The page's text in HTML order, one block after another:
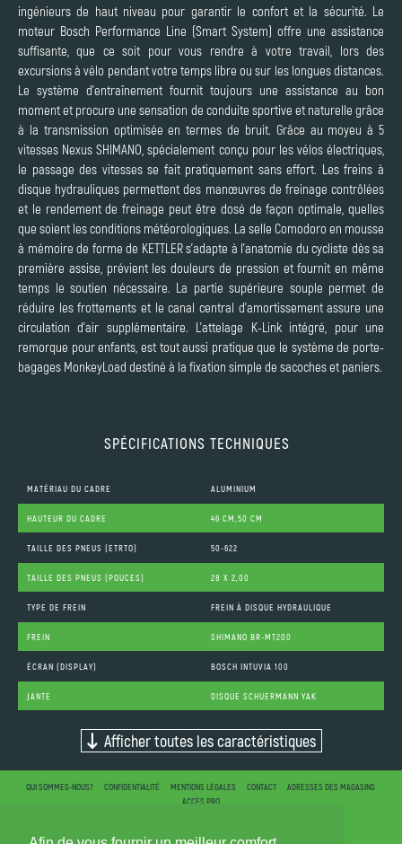
ingénieurs de haut niveau pour garantir le confort et la sécurité. Le
moteur Bosch Performance Line (Smart System) offre une assistance
suffisante, que ce soit pour vous rendre à votre travail, lors des
excursions à vélo pendant votre temps libre ou sur les longues distances.
Le système d’entraînement fournit toujours une assistance au bon
moment et procure une sensation de conduite sportive et naturelle grâce
à la transmission optimisée en termes de bruit. Grâce au moyeu à 5
vitesses Nexus SHIMANO, spécialement conçu pour les vélos électriques,
le passage des vitesses se fait pratiquement sans effort. Les freins à
disque hydrauliques permettent des manœuvres de freinage contrôlées
et le rendement de freinage peut être dosé de façon optimale, quelles
que soient les conditions météorologiques. La selle Comodoro en mousse
à mémoire de forme de KETTLER s’adapte à l’anatomie du cycliste dès sa
première assise, prévient les douleurs de pression et fournit en même
temps le soutien nécessaire. La partie supérieure souple permet de
réduire les frottements et le canal central d’amortissement assure une
circulation d’air supplémentaire. L’attelage K-Link intégré, pour une
remorque pour enfants, est tout aussi pratique que le système de porte-
bagages MonkeyLoad destiné à la fixation simple de sacoches et paniers.
SPÉCIFICATIONS TECHNIQUES
MATÉRIAU DU CADRE ALUMINIUM
HAUTEUR DU CADRE 46 CM,50 CM
TAILLE DES PNEUS (ETRTO) 50-622
TAILLE DES PNEUS (POUCES) 28 X 2,00
TYPE DE FREIN FREIN À DISQUE HYDRAULIQUE
FREIN SHIMANO BR-MT200
ÉCRAN (DISPLAY) BOSCH INTUVIA 100
JANTE DISQUE SCHUERMANN YAK
Afficher toutes les caractéristiques
QUI SOMMES-NOUS? CONFIDENTIALITÉ MENTIONS LÉGALES CONTACT
ADRESSES DES MAGASINS
ACCÈS PRO